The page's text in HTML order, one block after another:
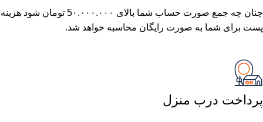
چنان چه جمع صورت حساب شما بالای 5٠.٠٠٠.٠٠٠ تومان شود هزینه
پست برای شما به صورت رایگان محاسبه خواهد شد.
پرداخت درب منزل